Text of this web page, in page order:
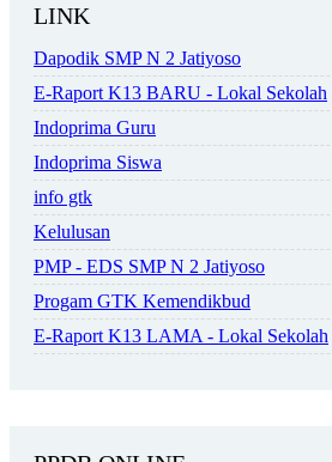
LINK
Dapodik SMP N 2 Jatiyoso
E-Raport K13 BARU - Lokal Sekolah
Indoprima Guru
Indoprima Siswa
info gtk
Kelulusan
PMP - EDS SMP N 2 Jatiyoso
Progam GTK Kemendikbud
E-Raport K13 LAMA - Lokal Sekolah